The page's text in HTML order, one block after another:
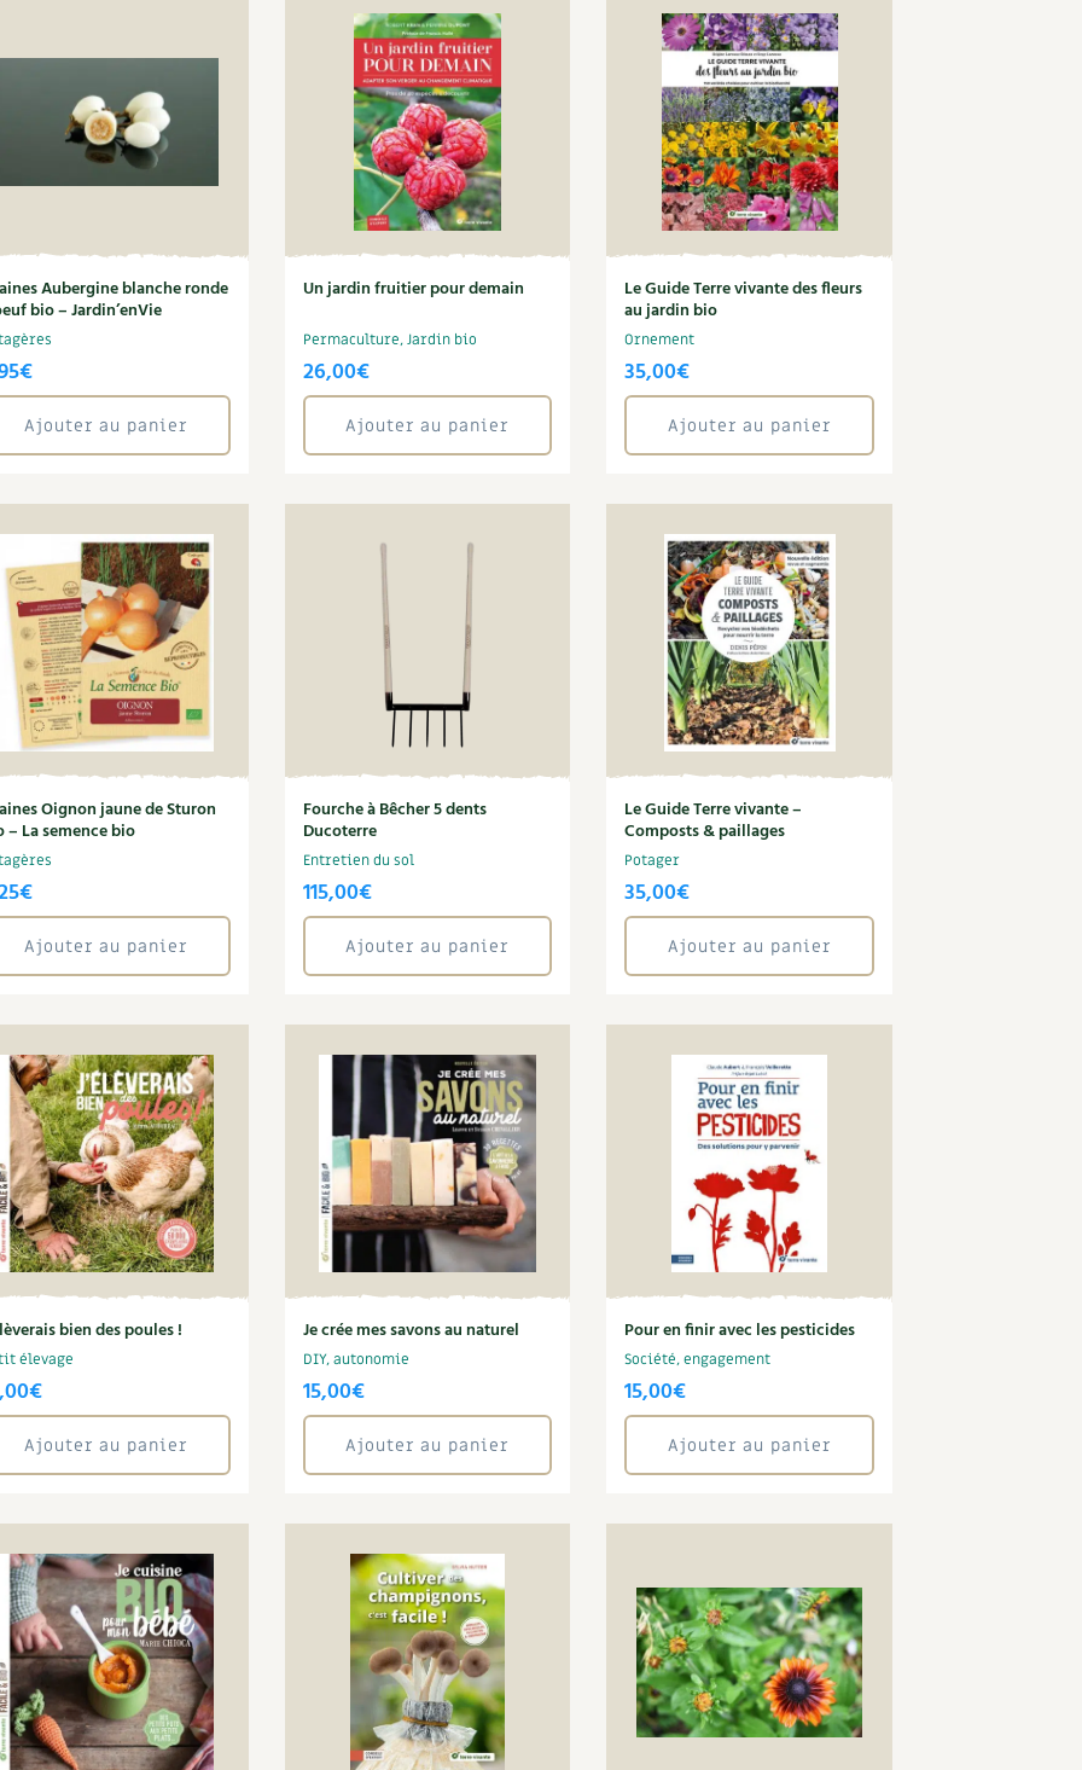
Aubergine blanche ronde
bio – Jardin’enVie
€
Ajouter au panier
Un jardin fruitier pour demain
Permaculture, Jardin bio
26,00€
Ajouter au panier
Le Guide Terre vivante des fleurs
au jardin bio
Ornement
35,00€
Ajouter au panier
Oignon jaune de Sturon
– La semence bio
€
Ajouter au panier
Fourche à Bêcher 5 dents
Ducoterre
Entretien du sol
115,00€
Ajouter au panier
Le Guide Terre vivante –
Composts & paillages
Potager
35,00€
Ajouter au panier
bien des poules !
élevage
€
Ajouter au panier
Je crée mes savons au naturel
DIY, autonomie
15,00€
Ajouter au panier
Pour en finir avec les pesticides
Société, engagement
15,00€
Ajouter au panier